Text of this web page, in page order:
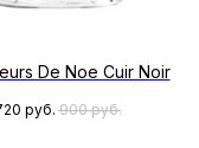
De Noe Cuir Noir
руб. 900 руб.